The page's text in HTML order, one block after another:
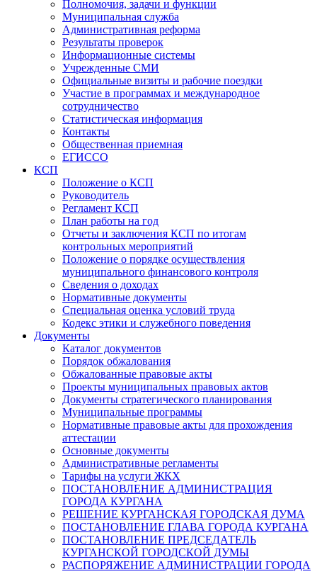
Полномочия, задачи и функции
Муниципальная служба
Административная реформа
Результаты проверок
Информационные системы
Учрежденные СМИ
Официальные визиты и рабочие поездки
Участие в программах и международное
сотрудничество
Статистическая информация
Контакты
Общественная приемная
ЕГИССО
КСП
Положение о КСП
Руководитель
Регламент КСП
План работы на год
Отчеты и заключения КСП по итогам
контрольных мероприятий
Положение о порядке осуществления
муниципального финансового контроля
Сведения о доходах
Нормативные документы
Специальная оценка условий труда
Кодекс этики и служебного поведения
Документы
Каталог документов
Порядок обжалования
Обжалованные правовые акты
Проекты муниципальных правовых актов
Документы стратегического планирования
Муниципальные программы
Нормативные правовые акты для прохождения
аттестации
Основные документы
Административные регламенты
Тарифы на услуги ЖКХ
ПОСТАНОВЛЕНИЕ АДМИНИСТРАЦИЯ
ГОРОДА КУРГАНА
РЕШЕНИЕ КУРГАНСКАЯ ГОРОДСКАЯ ДУМА
ПОСТАНОВЛЕНИЕ ГЛАВА ГОРОДА КУРГАНА
ПОСТАНОВЛЕНИЕ ПРЕДСЕДАТЕЛЬ
КУРГАНСКОЙ ГОРОДСКОЙ ДУМЫ
РАСПОРЯЖЕНИЕ АДМИНИСТРАЦИИ ГОРОДА